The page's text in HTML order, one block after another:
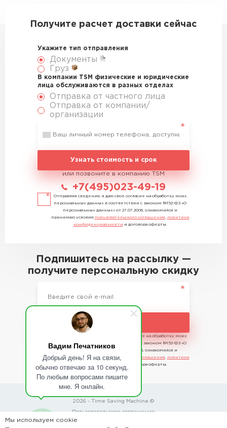
Вадим Печатников
Добрый день! Я на связи,
обычно отвечаю за 10 секунд.
По любым вопросами пишите
мне. Я онлайн.
Получите расчет доставки сейчас
Укажите тип отправления
Документы
Груз
В компании TSM физические и юридические
лица обслуживаются в разных отделах
Отправка от частного лица
Отправка от компании/
организации
Узнать стоимость и срок
или позвоните в компанию TSM
+7(495)023-49-19
Отправляя сведения, я даю свое согласие на обработку моих
персональных данных в соответствии с законом №152-ФЗ «О
персональных данных» от 27.07.2006, ознакомился и
принимаю условия пользовательского соглашения
политики
конфиденциальности и договора оферты.
Подпишитесь на рассылку —
получите персональную скидку
Подписаться
Отправляя сведения, я даю свое согласие на обработку моих
персональных данных в соответствии с законом №152-ФЗ «О
персональных данных» от 27.07.2006, ознакомился и
принимаю условия пользовательского соглашения
политики
и договора оферты.
2026 - Time Saving Machine ©
Пользовательское соглашение
Политика конфиденциальности
Мы используем cookie